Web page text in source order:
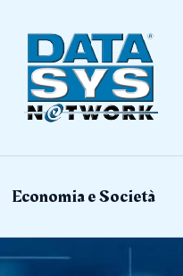
Economia e Società